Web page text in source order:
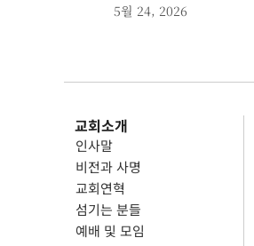
5월 24, 2026
교회소개
인사말
비전과 사명
교회연혁
섬기는 분들
예배 및 모임